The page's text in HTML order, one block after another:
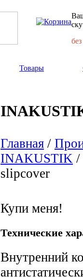
Товары
Главная /
INAKUSTIK /
slipcover
Купи меня!
Технические
Внутренний